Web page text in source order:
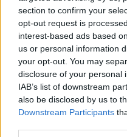
section to confirm your
opt-out request is
interest-based ads based
us or personal information
your opt-out. You may
disclosure of your personal
IAB’s list of downstream
also be disclosed by us to
Downstream Participants
Lo ha comunicato la dirigente
Rando, attraverso una lettera
"Cari studenti, cari genitori e
purtroppo mi trovo costretta
rottura di una cisterna a
la pressione dell’acqua non
bagni del primo e secondo
risulta funzionante".